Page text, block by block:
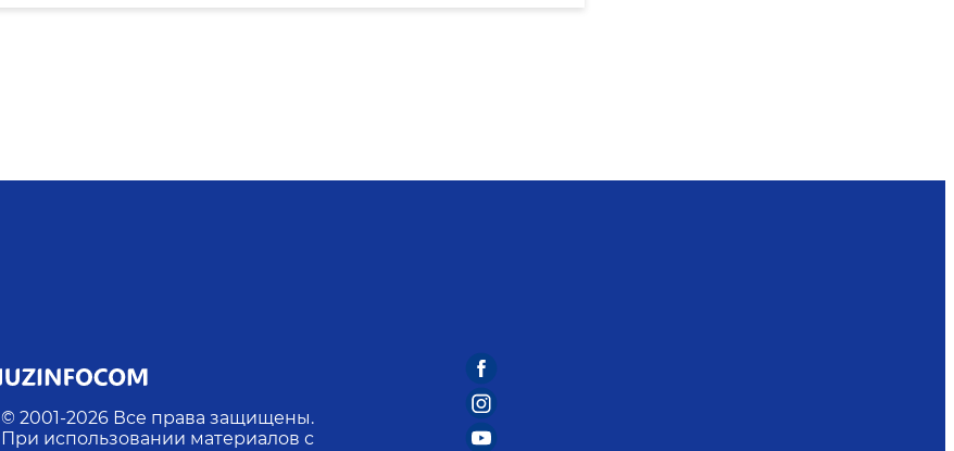
© 2001-2026 Все права защищены.
При использовании материалов с